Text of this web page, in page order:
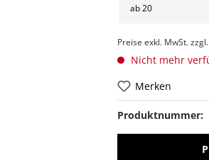
ab20
Preise exkl. MwSt.
Nicht mehr
Merken
Produktnummer: